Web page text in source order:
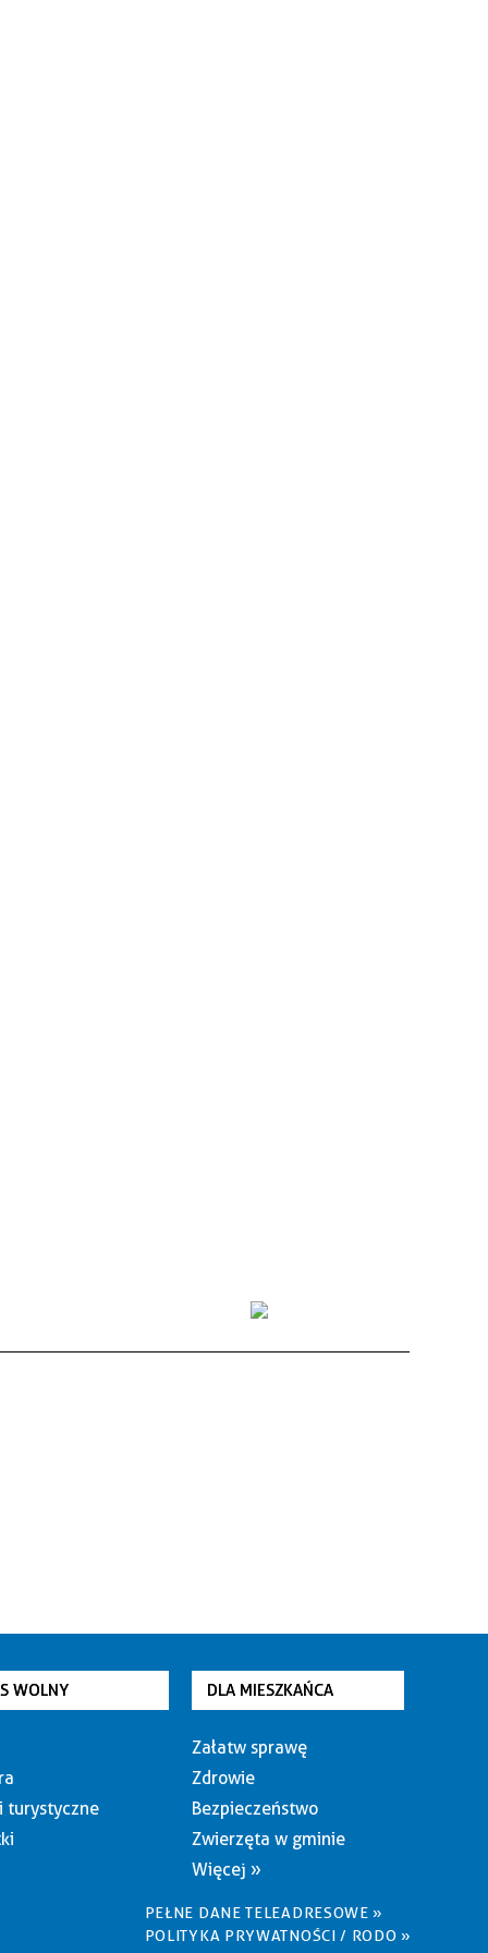
WOLNY
turystyczne
DLA MIESZKAŃCA
Załatw sprawę
Zdrowie
Bezpieczeństwo
Zwierzęta w gminie
Więcej »
PEŁNE DANE TELEADRESOWE »
POLITYKA PRYWATNOŚCI / RODO »